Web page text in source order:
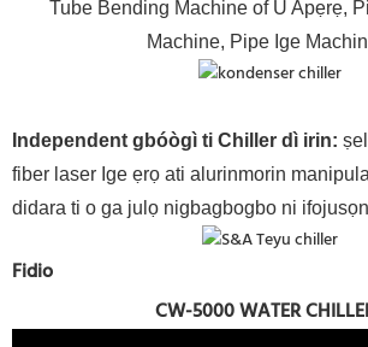
Tube Bending Machine of U Apẹrẹ,
Machine, Pipe Ige
Independent gbóògì ti Chiller dì irin:
fiber laser Ige ẹrọ ati alurinmorin
didara ti o ga julọ nigbagbogbo ni
Fidio
CW-5000 WATER